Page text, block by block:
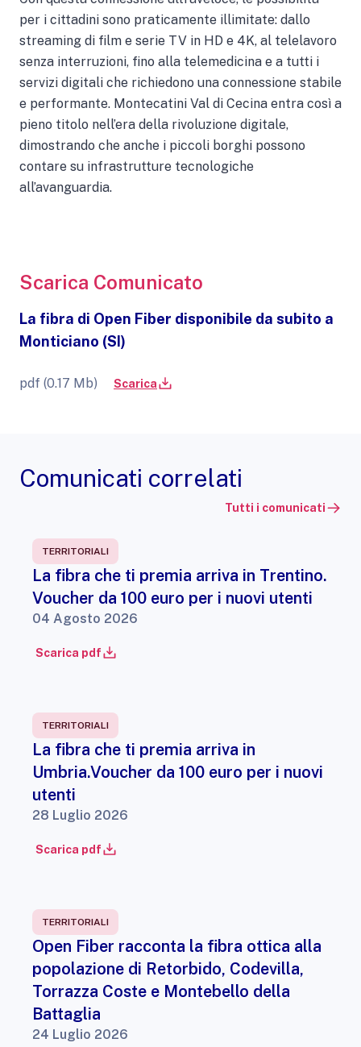
per i cittadini sono praticamente illimitate: dallo
streaming di film e serie TV in HD e 4K, al telelavoro
senza interruzioni, fino alla telemedicina e a tutti i
servizi digitali che richiedono una connessione stabile
e performante. Montecatini Val di Cecina entra così a
pieno titolo nell’era della rivoluzione digitale,
dimostrando che anche i piccoli borghi possono
contare su infrastrutture tecnologiche
all’avanguardia.
Scarica Comunicato
La fibra di Open Fiber disponibile da subito a
Monticiano (SI)
pdf (0.17 Mb) Scarica
Comunicati correlati
Tutti i comunicati
TERRITORIALI
La fibra che ti premia arriva in Trentino.
Voucher da 100 euro per i nuovi utenti
04 Agosto 2026
Scarica pdf
TERRITORIALI
La fibra che ti premia arriva in
Umbria.Voucher da 100 euro per i nuovi
utenti
28 Luglio 2026
Scarica pdf
TERRITORIALI
Open Fiber racconta la fibra ottica alla
popolazione di Retorbido, Codevilla,
Torrazza Coste e Montebello della
Battaglia
24 Luglio 2026